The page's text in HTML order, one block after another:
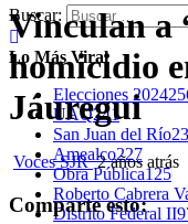
Buscar:
Lo Más Viral
Elecciones 2024
UAQ241
San Juan del Río
Amealco227
Obra Pública125
Roberto Cabrera
Distrito Federal II
Vinculan a
homicidio
Jáuregui
Voces SJR2 años atrás
Comparte esto: